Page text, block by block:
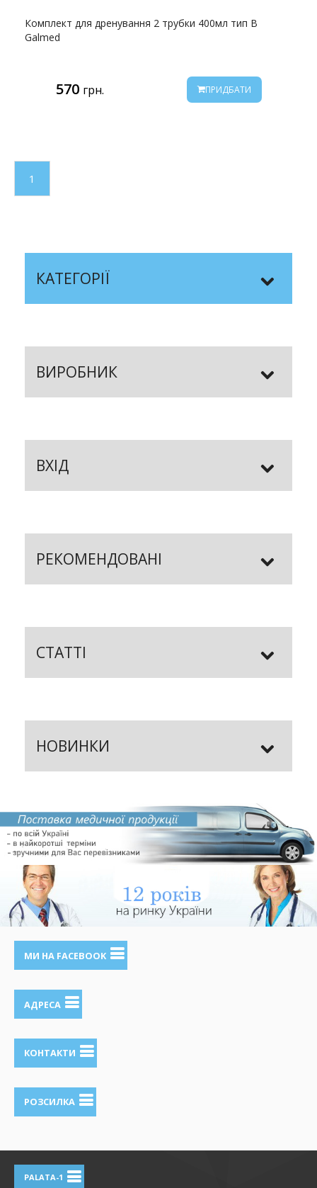
Комплект для дренування 2 трубки 400мл тип B
Galmed
570 грн. ПРИДБАТИ
1
КАТЕГОРІЇ
ВИРОБНИК
ВХІД
РЕКОМЕНДОВАНІ
СТАТТІ
НОВИНКИ
МИ НА FACEBOOK
АДРЕСА
КОНТАКТИ
РОЗСИЛКА
PALATA-1